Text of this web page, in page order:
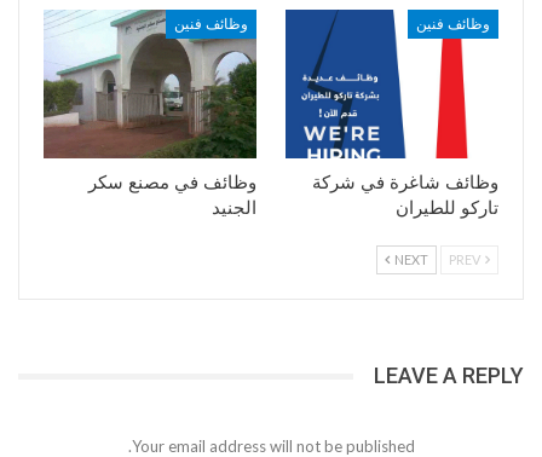
وظائف فنين
وظائف شاغرة في شركة
تاركو للطيران
وظائف فنين
وظائف في ﻣﺼﻨﻊ ﺳﻜﺮ
ﺍﻟﺠﻨﻴﺪ
NEXT
LEAVE A REPLY
Your email address will not be published.